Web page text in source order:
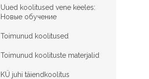
Uued koolitused vene keeles:
Hовые обучение
Toimunud koolitused
Toimunud koolituste materjalid
KÜ juhi täiendkoolitus